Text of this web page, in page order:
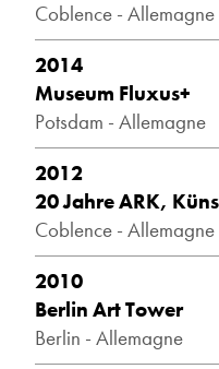
Coblence - Allemagne
2014
Museum Fluxus+
Potsdam - Allemagne
2012
20 Jahre ARK,
Coblence - Allemagne
2010
Berlin Art Tower
Berlin - Allemagne